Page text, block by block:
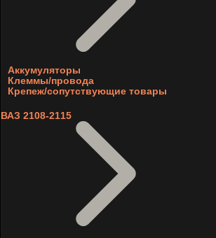
Аккумуляторы
Клеммы/провода
Крепеж/сопутствующие товары
ВАЗ 2108-2115